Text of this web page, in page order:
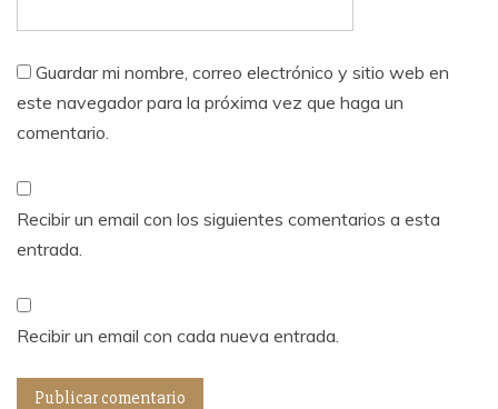
Guardar mi nombre, correo electrónico y sitio web en
este navegador para la próxima vez que haga un
comentario.
Recibir un email con los siguientes comentarios a esta
entrada.
Recibir un email con cada nueva entrada.